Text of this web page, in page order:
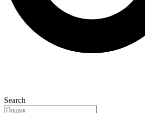
Search